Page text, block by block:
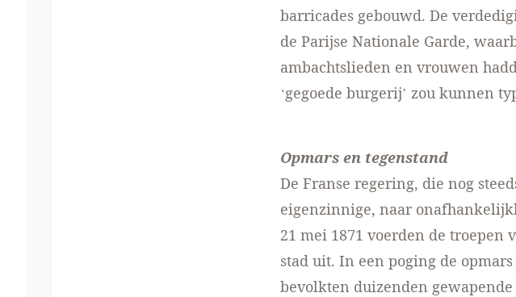
barricades gebouwd. De
de Parijse Nationale Garde,
ambachtslieden en vrouwen
‘gegoede burgerij’ zou kunnen
Opmars en tegenstand
De Franse regering, die nog
eigenzinnige, naar
21 mei 1871 voerden de troepen
stad uit. In een poging de
bevolkten duizenden